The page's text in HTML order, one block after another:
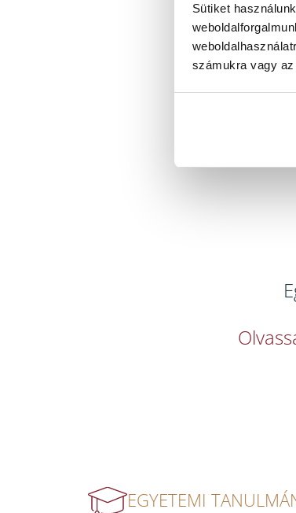
Sütiket
számukra vagy
A
Ez
EGYETEMI